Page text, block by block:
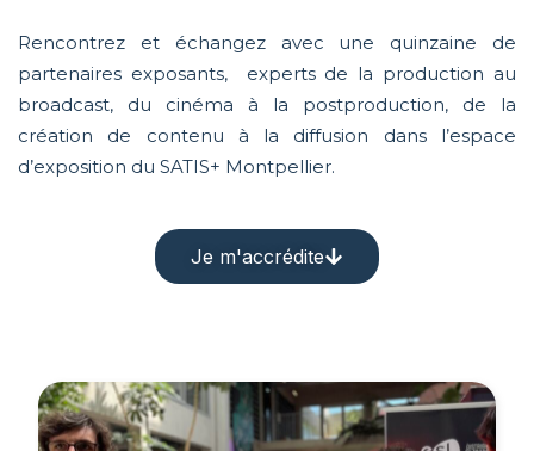
Rencontrez et échangez avec une quinzaine de
partenaires exposants, experts de la production au
broadcast, du cinéma à la postproduction, de la
création de contenu à la diffusion dans l’espace
d’exposition du SATIS+ Montpellier.
Je m'accrédite